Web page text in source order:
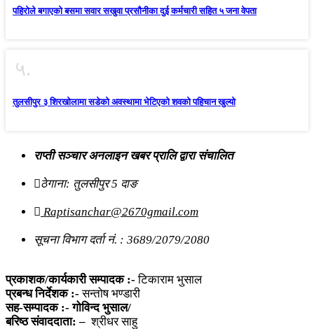
पहिराेले बगाएकाे बसमा सवार सखुवा प्रसाैनीका दुई कर्मचारी सहित ५ जना वेपता
५.
तुलसीपुर ३ शिरखोलामा सडेको अवस्थामा भेटिएको शवको पहिचान खुल्यो
राप्ती सञ्चार अनलाइन खबर प्रालि द्वारा संचालित
ठेगाना: तुलसीपुर 5 दाङ
Raptisanchar@2670gmail.com
सूचना विभाग दर्ता नं. : 3689/2079/2080
प्रकाशक/कार्यकारी सम्पादक :-टिकाराम भुसाल
प्रबन्ध निर्देशक :-सन्तोष भण्डारी
सह-सम्पादक :- गोविन्द भुसाल/
बरिष्ठ संवाददाता: – श्रीधर साहु